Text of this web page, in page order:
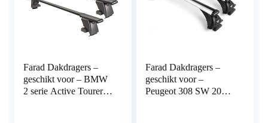
Farad Dakdragers –
geschikt voor – BMW
2 serie Active Tourer
Farad Dakdragers –
geschikt voor –
Peugeot 308 SW 2008